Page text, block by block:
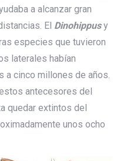
a alcanzar gran
El Dinohippusy
especies que tuvieron
laterales habían
a cinco millones de años.
antecesores del
quedar extintos del
unos ocho